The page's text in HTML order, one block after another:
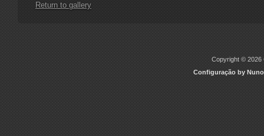
Return to gallery
Copyright © 2026
Configuração by